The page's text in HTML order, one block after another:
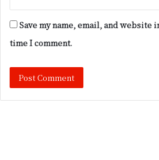
Save my name, email, and website
time I comment.